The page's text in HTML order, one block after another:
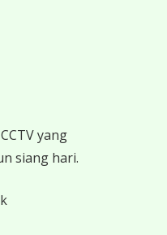
yang
siang hari.